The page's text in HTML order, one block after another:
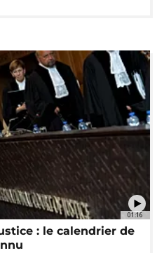
01:16
: le calendrier de